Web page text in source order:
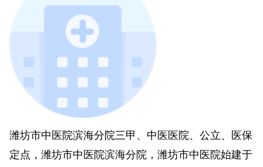
潍坊市中医院滨海分院三甲、中医医院、公立、医保
定点，潍坊市中医院滨海分院，潍坊市中医院始建于